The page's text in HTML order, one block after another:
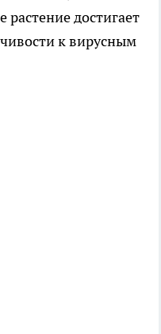
растение достигает
к вирусным